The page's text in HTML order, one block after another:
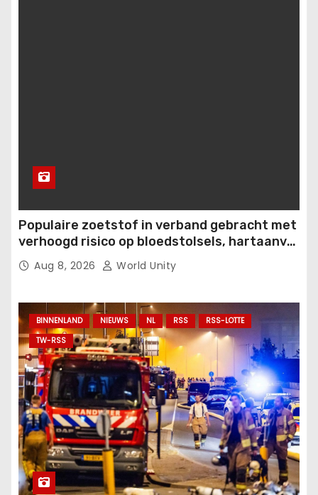
Populaire zoetstof in verband gebracht met
verhoogd risico op bloedstolsels, hartaanval
en beroerte.
Aug 8, 2026 World Unity
BINNENLAND NIEUWS NL RSS
RSS-LOTTE
TW-RSS